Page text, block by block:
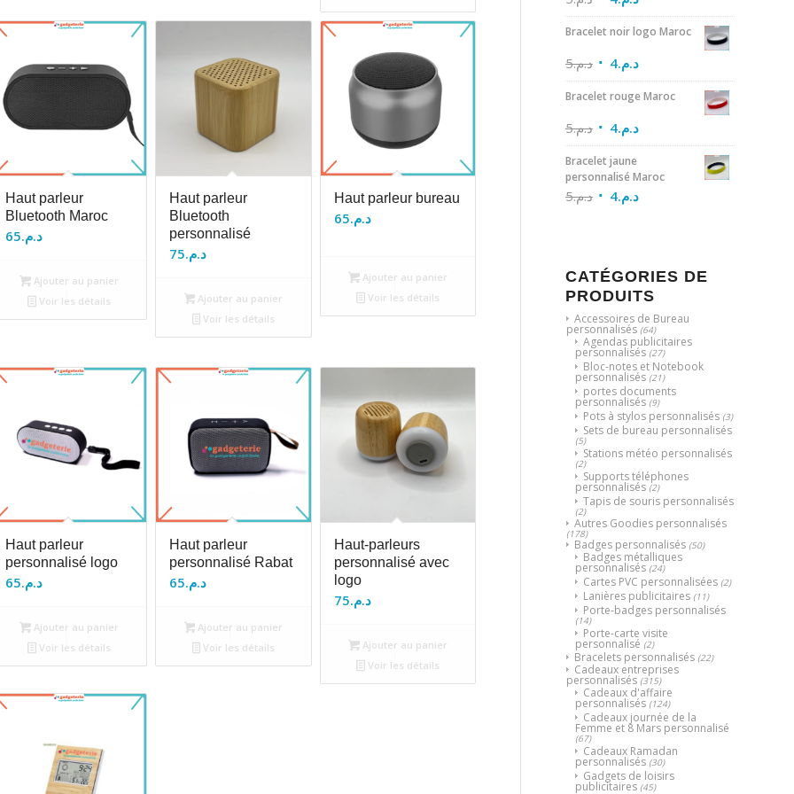
د.م.95.
Haut parleur
Bluetooth Maroc
د.م.65
Ajouter au panier
Voir les détails
Haut parleur
Bluetooth
personnalisé
د.م.75
Ajouter au panier
Voir les détails
Haut parleur bureau
د.م.65
Ajouter au panier
Voir les détails
Haut parleur
personnalisé logo
د.م.65
Ajouter au panier
Voir les détails
Haut parleur
personnalisé Rabat
د.م.65
Ajouter au panier
Voir les détails
Haut-parleurs
personnalisé avec
logo
د.م.75
Ajouter au panier
Voir les détails
Bracelet noir logo Maroc
د.م.5 د.م.4
Bracelet rouge Maroc
د.م.5 د.م.4
Bracelet jaune
personnalisé Maroc
د.م.5 د.م.4
CATÉGORIES DE
PRODUITS
Accessoires de Bureau
personnalisés (64)
Agendas publicitaires
personnalisés (27)
Bloc-notes et Notebook
personnalisés (21)
portes documents
personnalisés (9)
Pots à stylos personnalisés (3)
Sets de bureau personnalisés
(5)
Stations météo personnalisés
(2)
Supports téléphones
personnalisés (2)
Tapis de souris personnalisés
(2)
Autres Goodies personnalisés
(178)
Badges personnalisés (50)
Badges métalliques
personnalisés (24)
Cartes PVC personnalisées (2)
Lanières publicitaires (11)
Porte-badges personnalisés
(14)
Porte-carte visite
personnalisé (2)
Bracelets personnalisés (22)
Cadeaux entreprises
personnalisés (315)
Cadeaux d'affaire
personnalisés (124)
Cadeaux journée de la
Femme et 8 Mars personnalisé
(67)
Cadeaux Ramadan
personnalisés (30)
Gadgets de loisirs
publicitaires (45)